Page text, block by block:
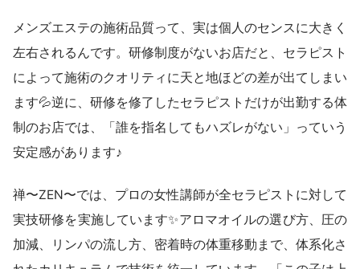
メンズエステの施術品質って、実は個人のセンスに大きく
左右されるんです。研修制度がないお店だと、セラピスト
によって施術のクオリティに天と地ほどの差が出てしまい
ます💦逆に、研修を修了したセラピストだけが出勤する体
制のお店では、「誰を指名してもハズレがない」っていう
安定感があります♪
禅〜ZEN〜では、プロの女性講師が全セラピストに対して
実技研修を実施しています✨アロマオイルの選び方、圧の
加減、リンパの流し方、密着時の体重移動まで、体系化さ